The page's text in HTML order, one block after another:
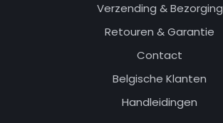
Verzending & Bezorging
Retouren & Garantie
Contact
Belgische Klanten
Handleidingen